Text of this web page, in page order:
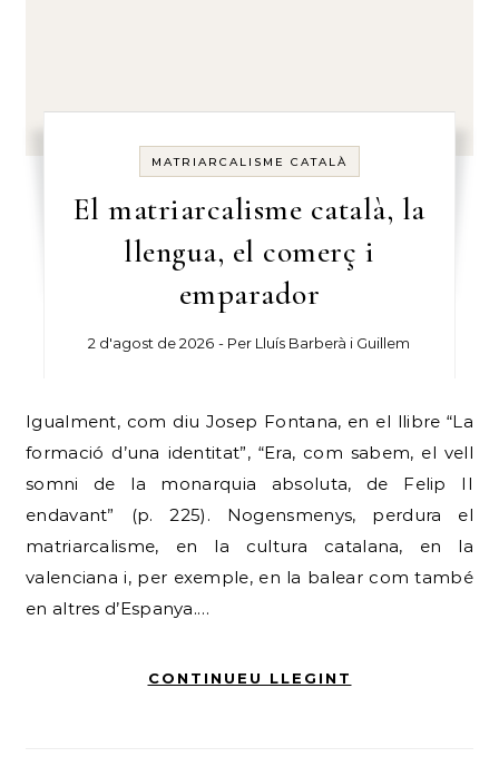
MATRIARCALISME CATALÀ
El matriarcalisme català, la
llengua, el comerç i
emparador
2 d'agost de 2026 - Per Lluís Barberà i Guillem
Igualment, com diu Josep Fontana, en el llibre “La
formació d’una identitat”, “Era, com sabem, el vell
somni de la monarquia absoluta, de Felip II
endavant” (p. 225). Nogensmenys, perdura el
matriarcalisme, en la cultura catalana, en la
valenciana i, per exemple, en la balear com també
en altres d’Espanya.…
CONTINUEU LLEGINT